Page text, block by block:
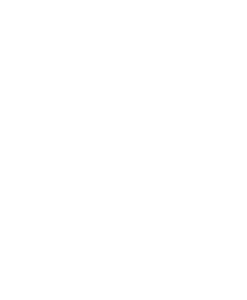
casa fruits
Duftlys – Casa Fruits
atmosfære med dette
HK Living. «Casa Fruits» har en
sprer glede og liv i hjemmet.
keramikkbeholder med et
som passer perfekt i alle